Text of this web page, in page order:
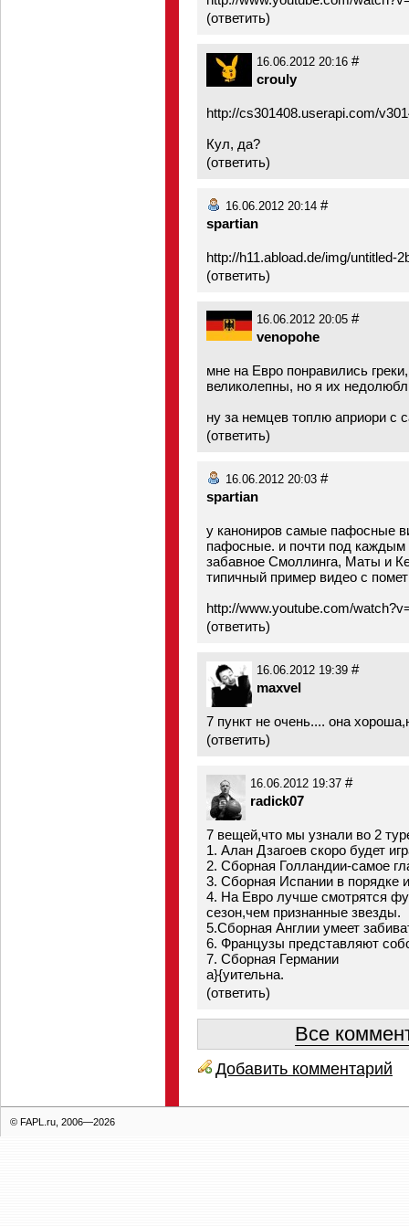
(ответить)
16.06.2012 20:16 #
crouly
http://cs301408.userapi.com/
Кул, да?
(ответить)
16.06.2012 20:14 #
spartian
http://h11.abload.de/img/untitled-
(ответить)
16.06.2012 20:05 #
venopohe
мне на Евро понравились
великолепны, но я их
ну за немцев топлю априори с
(ответить)
16.06.2012 20:03 #
spartian
у канониров самые пафосные
пафосные. и почти под
забавное Смоллинга, Маты и
типичный пример видео с
http://www.youtube.com/
(ответить)
16.06.2012 19:39 #
maxvel
7 пункт не очень.... она
(ответить)
16.06.2012 19:37 #
radick07
7 вещей,что мы узнали во 2
1. Алан Дзагоев скоро будет
2. Сборная Голландии-самое
3. Сборная Испании в порядке
4. На Евро лучше смотрятся
сезон,чем признанные звезды.
5.Сборная Англии умеет
6. Французы представляют
7. Сборная Германии
а}{уительна.
(ответить)
Все
Добавить комментарий
© FAPL.ru, 2006—2026